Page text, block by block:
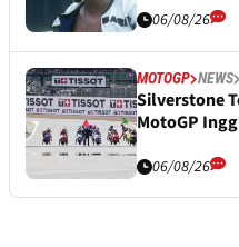
06/08/26
MOTOGP NEWS
Silverstone
MotoGP
06/08/26